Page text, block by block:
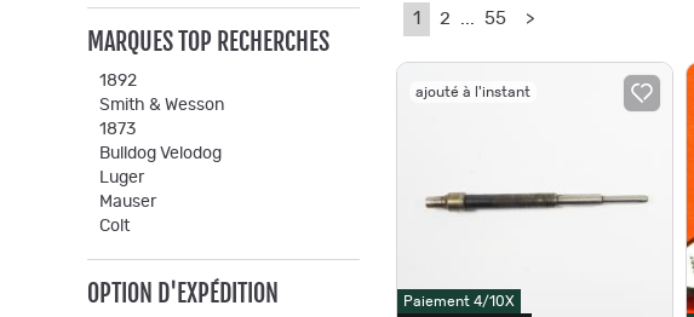
MARQUES TOP RECHERCHES
1892
Smith & Wesson
1873
Bulldog Velodog
Luger
Mauser
Colt
OPTION D'EXPÉDITION
1 2 ... 55 >
ajouté à l'instant
Paiement 4/10X